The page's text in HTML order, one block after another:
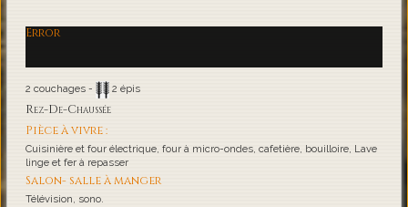
Error
2 couchages - 2 épis
Rez-De-Chaussée
Pièce à vivre :
Cuisinière et four électrique, four à micro-ondes, cafetière, bouilloire, Lave
linge et fer à repasser
Salon- salle à manger
Télévision, sono.